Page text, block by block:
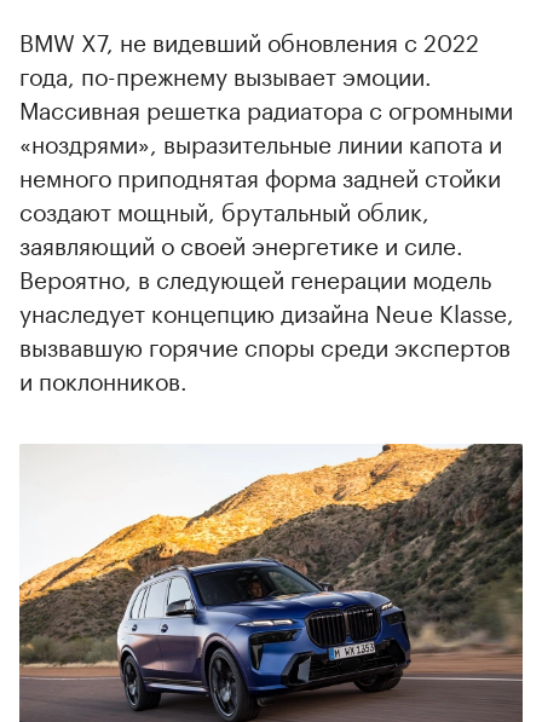
BMW X7, не видевший обновления с 2022
года, по-прежнему вызывает эмоции.
Массивная решетка радиатора с огромными
«ноздрями», выразительные линии капота и
немного приподнятая форма задней стойки
создают мощный, брутальный облик,
заявляющий о своей энергетике и силе.
Вероятно, в следующей генерации модель
унаследует концепцию дизайна Neue Klasse,
вызвавшую горячие споры среди экспертов
и поклонников.